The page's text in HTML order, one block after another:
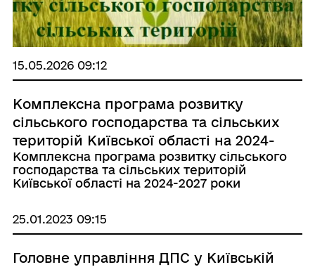
15.05.2026 09:12
Комплексна програма розвитку
сільського господарства та сільських
територій Київської області на 2024-
2027 роки
Комплексна програма розвитку сільського
господарства та сільських територій
Київської області на 2024-2027 роки
25.01.2023 09:15
Головне управління ДПС у Київській